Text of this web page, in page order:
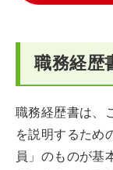
職務経歴
職務経歴書は、
を説明するため
員」のものが基